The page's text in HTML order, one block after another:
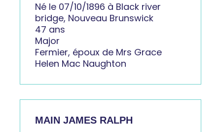
Né le 07/10/1896 à Black river
bridge, Nouveau Brunswick
47 ans
Major
Fermier, époux de Mrs Grace
Helen Mac Naughton
MAIN JAMES RALPH